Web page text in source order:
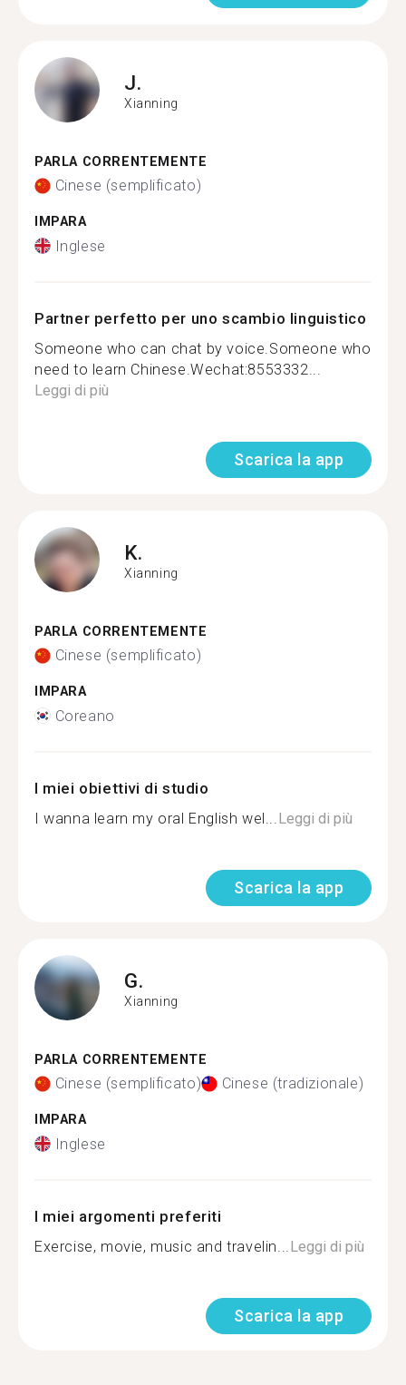
J.
Xianning
PARLA CORRENTEMENTE
Cinese (semplificato)
IMPARA
Inglese
Partner perfetto per uno scambio linguistico
Someone who can chat by voice.Someone who
need to learn Chinese.Wechat:8553332...
Leggi di più
Scarica la app
K.
Xianning
PARLA CORRENTEMENTE
Cinese (semplificato)
IMPARA
Coreano
I miei obiettivi di studio
I wanna learn my oral English wel... Leggi di più
Scarica la app
G.
Xianning
PARLA CORRENTEMENTE
Cinese (semplificato) Cinese (tradizionale)
IMPARA
Inglese
I miei argomenti preferiti
Exercise, movie, music and travelin... Leggi di più
Scarica la app